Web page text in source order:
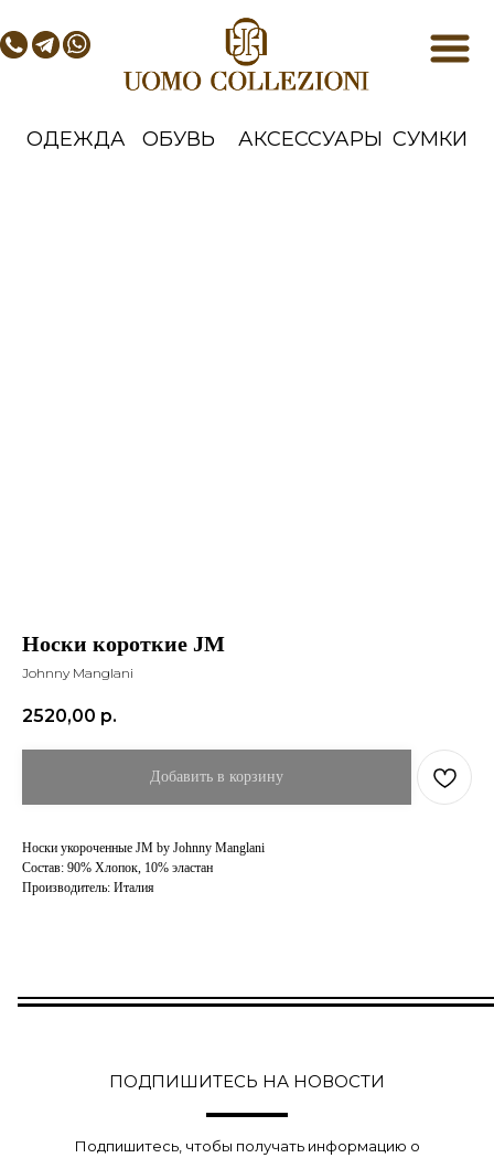
Носки короткие JM
Johnny Manglani
2520,00 р.
Добавить в корзину
Носки укороченные JM by Johnny Manglani
Состав: 90% Хлопок, 10% эластан
Производитель: Италия
ПОДПИШИТЕСЬ НА НОВОСТИ
Подпишитесь, чтобы получать информацию о